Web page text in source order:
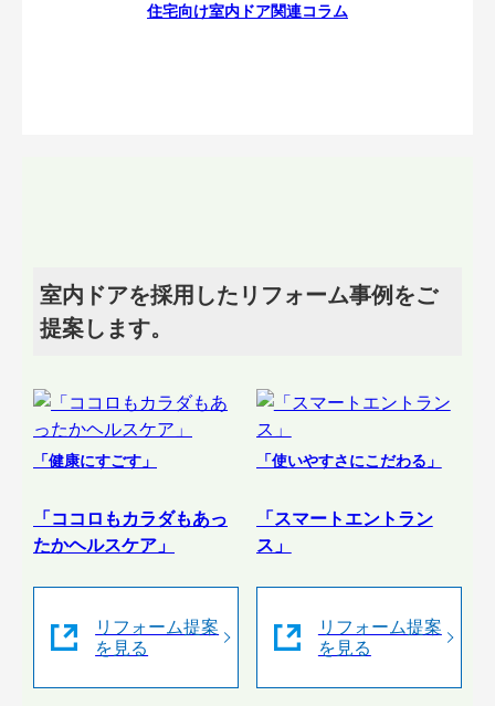
住宅向け室内ドア関連コラム
室内ドアを採用したリフォーム事例をご
提案します。
「健康にすごす」
「ココロもカラダもあっ
たかヘルスケア」
リフォーム提案
を見る
「使いやすさにこだわる」
「スマートエントラン
ス」
リフォーム提案
を見る